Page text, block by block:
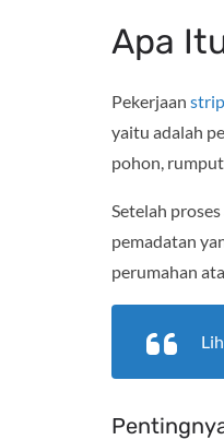
Apa
Pekerjaan
yaitu adalah
pohon,
Setelah
pemadatan
perumahan